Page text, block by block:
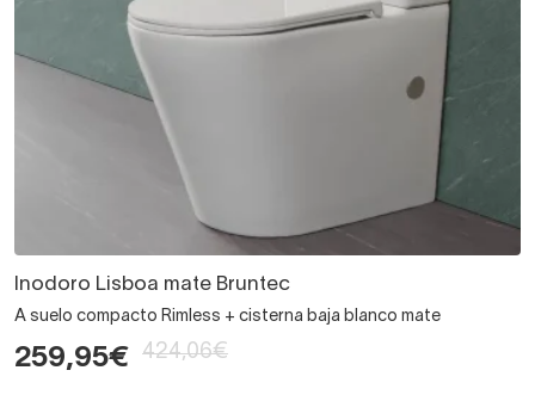
Inodoro Lisboa mate Bruntec
A suelo compacto Rimless + cisterna baja blanco mate
259,95€ 424,06€